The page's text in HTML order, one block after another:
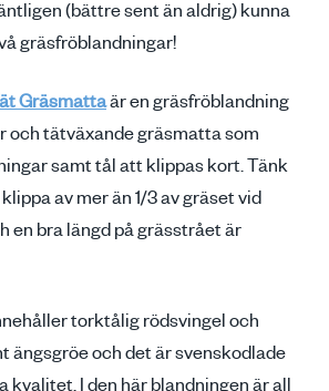
(bättre sent än aldrig) kunna
gräsfröblandningar!
Gräsmattaär en gräsfröblandning
och tätväxande gräsmatta som
samt tål att klippas kort. Tänk
av mer än 1/3 av gräset vid
en bra längd på grässtrået är
torktålig rödsvingel och
ängsgröe och det är svenskodlade